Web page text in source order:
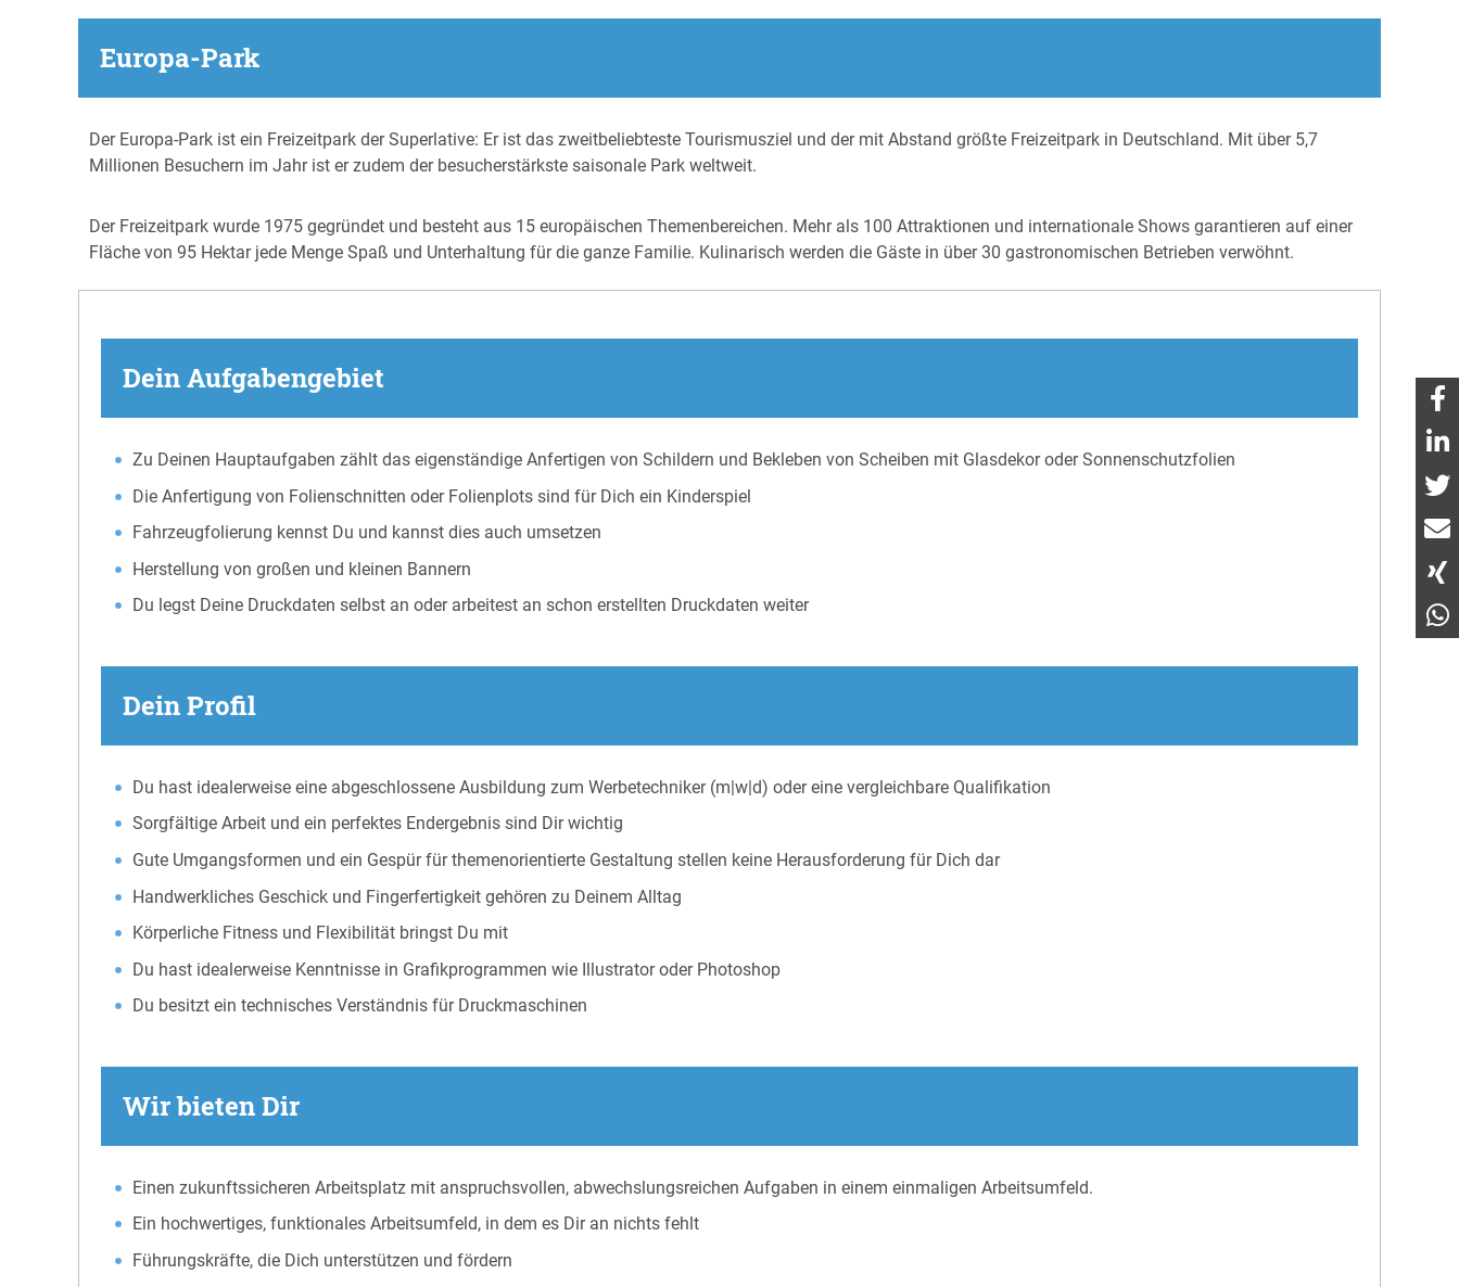
Europa-Park
Der Europa-Park ist ein Freizeitpark der Superlative: Er ist das zweitbeliebteste Tourismusziel und der mit Abstand größte Freizeitpark in Deutschland. Mit über 5,7
Millionen Besuchern im Jahr ist er zudem der besucherstärkste saisonale Park weltweit.
Der Freizeitpark wurde 1975 gegründet und besteht aus 15 europäischen Themenbereichen. Mehr als 100 Attraktionen und internationale Shows garantieren auf einer
Fläche von 95 Hektar jede Menge Spaß und Unterhaltung für die ganze Familie. Kulinarisch werden die Gäste in über 30 gastronomischen Betrieben verwöhnt.
Dein Aufgabengebiet
Zu Deinen Hauptaufgaben zählt das eigenständige Anfertigen von Schildern und Bekleben von Scheiben mit Glasdekor oder Sonnenschutzfolien
Die Anfertigung von Folienschnitten oder Folienplots sind für Dich ein Kinderspiel
Fahrzeugfolierung kennst Du und kannst dies auch umsetzen
Herstellung von großen und kleinen Bannern
Du legst Deine Druckdaten selbst an oder arbeitest an schon erstellten Druckdaten weiter
Dein Profil
Du hast idealerweise eine abgeschlossene Ausbildung zum Werbetechniker (m|w|d) oder eine vergleichbare Qualifikation
Sorgfältige Arbeit und ein perfektes Endergebnis sind Dir wichtig
Gute Umgangsformen und ein Gespür für themenorientierte Gestaltung stellen keine Herausforderung für Dich dar
Handwerkliches Geschick und Fingerfertigkeit gehören zu Deinem Alltag
Körperliche Fitness und Flexibilität bringst Du mit
Du hast idealerweise Kenntnisse in Grafikprogrammen wie Illustrator oder Photoshop
Du besitzt ein technisches Verständnis für Druckmaschinen
Wir bieten Dir
Einen zukunftssicheren Arbeitsplatz mit anspruchsvollen, abwechslungsreichen Aufgaben in einem einmaligen Arbeitsumfeld.
Ein hochwertiges, funktionales Arbeitsumfeld, in dem es Dir an nichts fehlt
Führungskräfte, die Dich unterstützen und fördern